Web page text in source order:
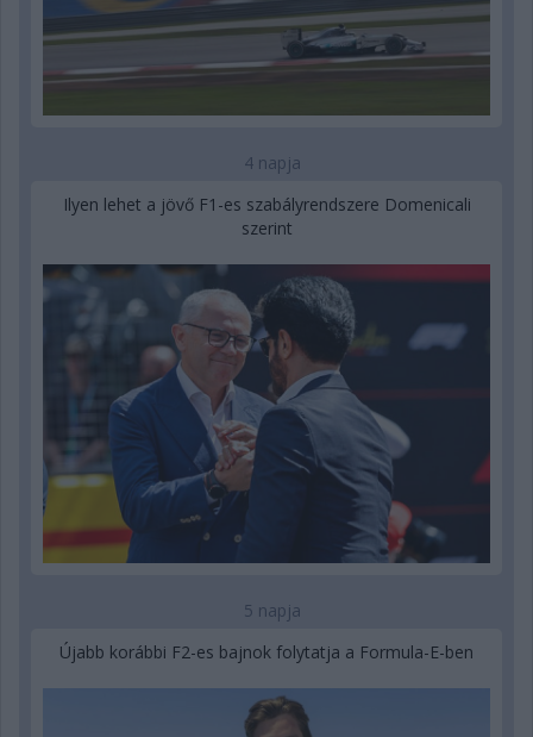
4 napja
Ilyen lehet a jövő F1-es szabályrendszere Domenicali
szerint
5 napja
Újabb korábbi F2-es bajnok folytatja a Formula-E-ben